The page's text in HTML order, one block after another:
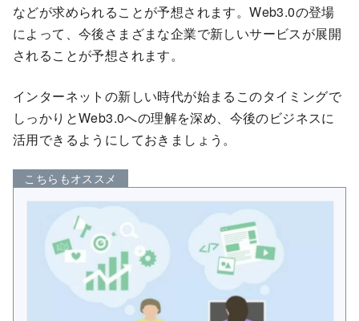
などが求められることが予想されます。Web3.0の登場
によって、今後さまざまな企業で新しいサービスが展開
されることが予想されます。
インターネットの新しい時代が始まるこのタイミングで
しっかりとWeb3.0への理解を深め、今後のビジネスに
活用できるようにしておきましょう。
こちらもオススメ